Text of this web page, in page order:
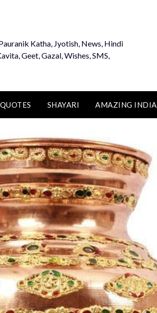
Katha, Jyotish, News, Hindi
Geet, Gazal, Wishes, SMS,
QUOTES SHAYARI AMAZING INDIA